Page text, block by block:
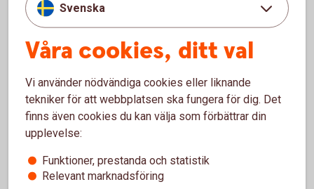
Dagliga bolagsanalyser, börskommentarer,
aktierekommendationer, förvaltarkommentarer och
tips runt pension och privatekonomi.
Aktiellt(swedbank-aktiellt.se)
Makroanalys
Svenska
Våra cookies, ditt val
Vi använder nödvändiga cookies eller liknande
tekniker för att webbplatsen ska fungera för dig. Det
finns även cookies du kan välja som förbättrar din
upplevelse:
Funktioner, prestanda och statistik
Relevant marknadsföring